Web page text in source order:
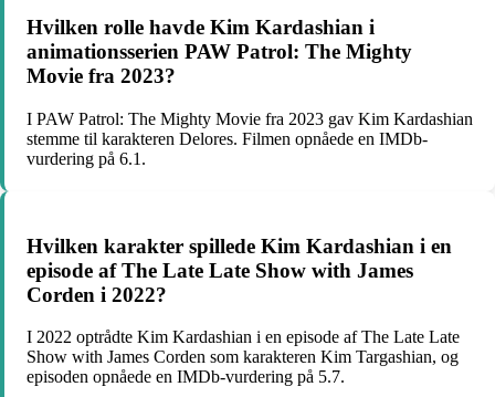
Hvilken rolle havde Kim Kardashian i
animationsserien PAW Patrol: The Mighty
Movie fra 2023?
I PAW Patrol: The Mighty Movie fra 2023 gav Kim Kardashian
stemme til karakteren Delores. Filmen opnåede en IMDb-
vurdering på 6.1.
Hvilken karakter spillede Kim Kardashian i en
episode af The Late Late Show with James
Corden i 2022?
I 2022 optrådte Kim Kardashian i en episode af The Late Late
Show with James Corden som karakteren Kim Targashian, og
episoden opnåede en IMDb-vurdering på 5.7.